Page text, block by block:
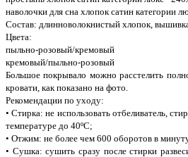
наволочки для сна хлопок сатин категории
Состав: длинноволокнистый хлопок,
Цвета:
пыльно-розовый/кремовый
кремовый/пыльно-розовый
Большое покрывало можно расстелить
кровати, как показано на фото.
Рекомендации по уходу:
• Стирка: не использовать отбеливатель,
температуре до 40ºС;
• Отжим: не более чем 600 оборотов в
• Сушка: сушить сразу после стирки